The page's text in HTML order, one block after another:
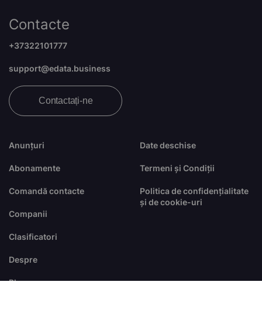
Anunțuri
Abonamente
Comandă contacte
Companii
Clasificatori
Despre
Blog
Date deschise
Termeni și Condiții
Politica de confidențialitate
și de cookie-uri
Contacte
+37322101777
support@edata.business
Contactați-ne